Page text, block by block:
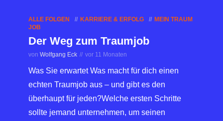
ALLE FOLGEN KARRIERE & ERFOLG
MEIN TRAUM
JOB
Der Weg zum Traumjob
von Wolfgang Eck vor 11 Monaten
Was Sie erwartet Was macht für dich einen
echten Traumjob aus – und gibt es den
überhaupt für jeden?Welche ersten Schritte
sollte jemand unternehmen, um seinen